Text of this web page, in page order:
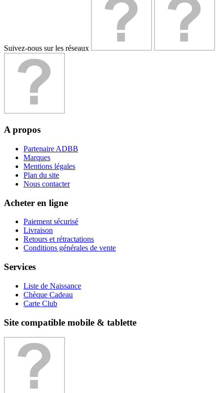
Suivez-nous sur les réseaux
A propos
Partenaire ADBB
Marques
Mentions légales
Plan du site
Nous contacter
Acheter en ligne
Paiement sécurisé
Livraison
Retours et rétractations
Conditions générales de vente
Services
Liste de Naissance
Chèque Cadeau
Carte Club
Site compatible mobile & tablette